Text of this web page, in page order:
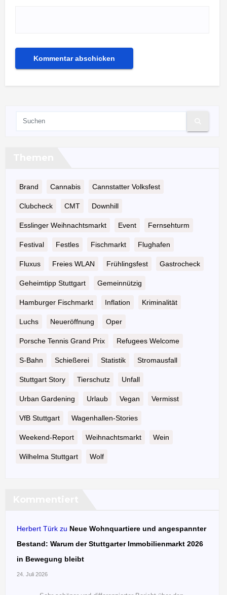
Brand Cannabis Cannstatter Volksfest
Clubcheck CMT Downhill
Esslinger Weihnachtsmarkt Event Fernsehturm
Festival Festles Fischmarkt Flughafen
Fluxus Freies WLAN Frühlingsfest Gastrocheck
Geheimtipp Stuttgart Gemeinnützig
Hamburger Fischmarkt Inflation Kriminalität
Luchs Neueröffnung Oper
Porsche Tennis Grand Prix Refugees Welcome
S-Bahn Schießerei Statistik Stromausfall
Stuttgart Story Tierschutz Unfall
Urban Gardening Urlaub Vegan Vermisst
VfB Stuttgart Wagenhallen-Stories
Weekend-Report Weihnachtsmarkt Wein
Wilhelma Stuttgart Wolf
Herbert Türk zu Neue Wohnquartiere und angespannter
Bestand: Warum der Stuttgarter Immobilienmarkt 2026
in Bewegung bleibt
24. Juli 2026